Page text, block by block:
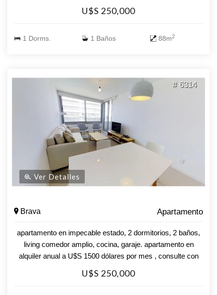
U$S 250,000
1 Dorms. 1 Baños 88m2
# 6314
Ver Detalles
Brava Apartamento
apartamento en impecable estado, 2 dormitorios, 2 baños,
living comedor amplio, cocina, garaje. apartamento en
alquiler anual a U$S 1500 dólares por mes , consulte con
nuestro asesores !!!!
U$S 250,000